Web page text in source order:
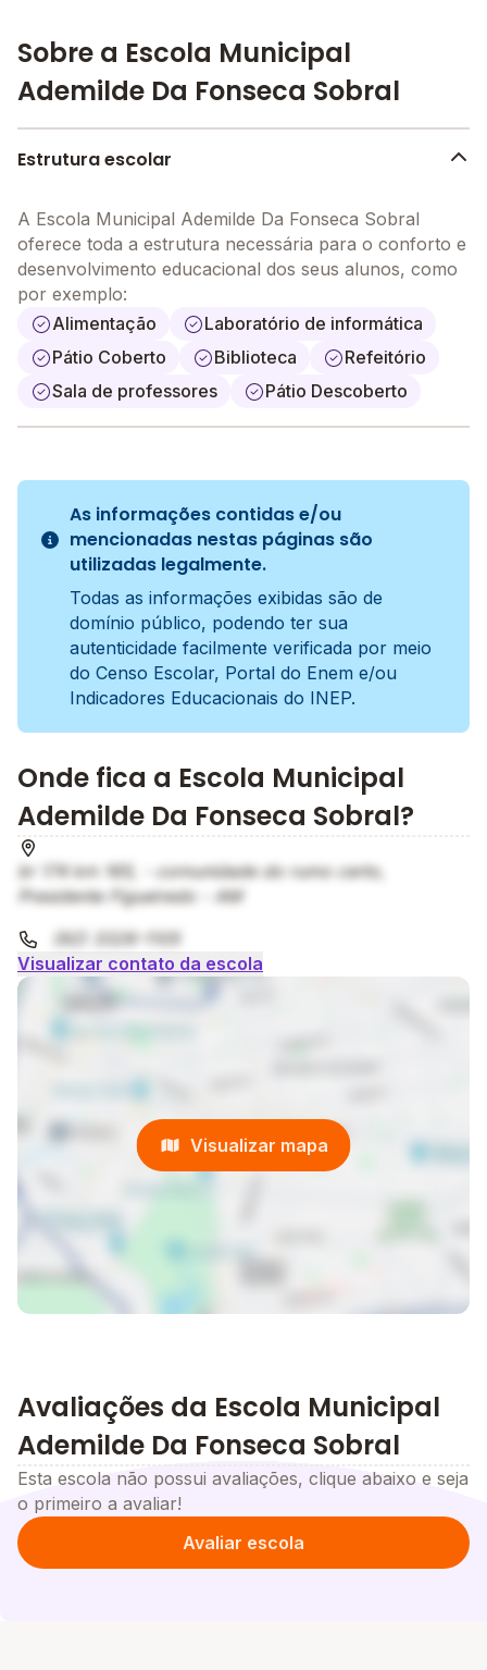
Sobre a Escola Municipal
Ademilde Da Fonseca Sobral
Estrutura escolar
A Escola Municipal Ademilde Da Fonseca Sobral
oferece toda a estrutura necessária para o conforto e
desenvolvimento educacional dos seus alunos, como
por exemplo:
Alimentação
Laboratório de informática
Pátio Coberto
Biblioteca
Refeitório
Sala de professores
Pátio Descoberto
As informações contidas e/ou
mencionadas nestas páginas são
utilizadas legalmente.
Todas as informações exibidas são de
domínio público, podendo ter sua
autenticidade facilmente verificada por meio
do Censo Escolar, Portal do Enem e/ou
Indicadores Educacionais do INEP.
Onde fica a Escola Municipal
Ademilde Da Fonseca Sobral?
br 174 km 165, - comunidade do rumo certo,
Presidente Figueiredo - AM
(92) 3326-1105
Visualizar contato da escola
Visualizar mapa
Avaliações da Escola Municipal
Ademilde Da Fonseca Sobral
Esta escola não possui avaliações, clique abaixo e seja
o primeiro a avaliar!
Avaliar escola